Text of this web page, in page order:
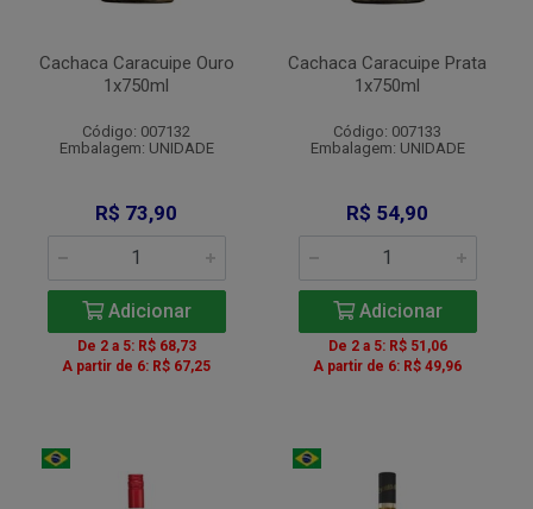
Cachaca Caracuipe Ouro
1x750ml
Código: 007132
Embalagem: UNIDADE
R$ 73,90
Adicionar
De 2 a 5: R$ 68,73
A partir de 6: R$ 67,25
Cachaca Caracuipe Prata
1x750ml
Código: 007133
Embalagem: UNIDADE
R$ 54,90
Adicionar
De 2 a 5: R$ 51,06
A partir de 6: R$ 49,96